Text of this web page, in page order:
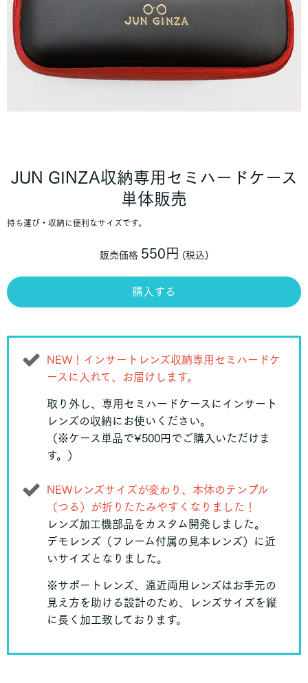
JUN GINZA収納専用セミハードケース
単体販売
持ち運び・収納に便利なサイズです。
販売価格 550円 (税込)
購入する
NEW！インサートレンズ収納専用セミハードケ
ースに入れて、お届けします。
取り外し、専用セミハードケースにインサート
レンズの収納にお使いください。
（※ケース単品で¥500円でご購入いただけま
す。）
NEWレンズサイズが変わり、本体のテンプル
（つる）が折りたたみやすくなりました！
レンズ加工機部品をカスタム開発しました。
デモレンズ（フレーム付属の見本レンズ）に近
いサイズとなりました。
※サポートレンズ、遠近両用レンズはお手元の
見え方を助ける設計のため、レンズサイズを縦
に長く加工致しております。